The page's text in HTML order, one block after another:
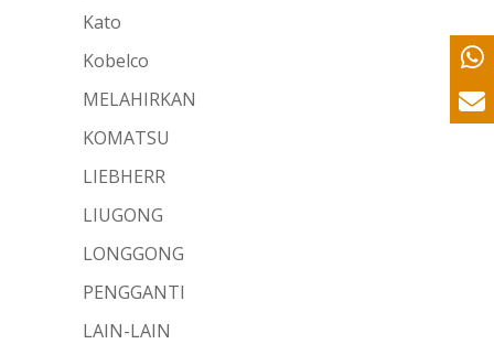
Kato
Kobelco
MELAHIRKAN
KOMATSU
LIEBHERR
LIUGONG
LONGGONG
PENGGANTI
LAIN-LAIN